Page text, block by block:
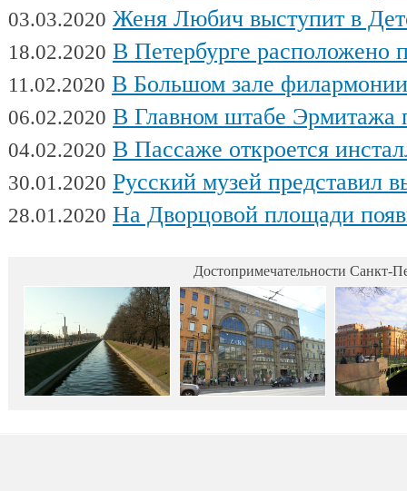
03.03.2020 Женя Любич выступит в Детском театре
18.02.2020 В Петербурге расположено
11.02.2020 В Большом зале филармонии
06.02.2020 В Главном штабе Эрмитажа пройдет
04.02.2020 В Пассаже откроется
30.01.2020 Русский музей представил
28.01.2020 На Дворцовой площади появилась интерактивная выставка военной техники,
Достопримечательности Санкт-